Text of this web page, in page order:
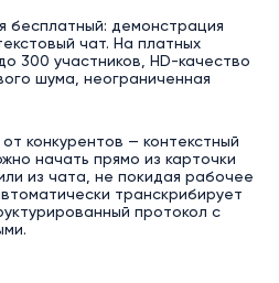
бесплатный: демонстрация
чат. На платных
300 участников, HD-качество
шума, неограниченная
конкурентов — контекстный
начать прямо из карточки
из чата, не покидая рабочее
транскрибирует
протокол с